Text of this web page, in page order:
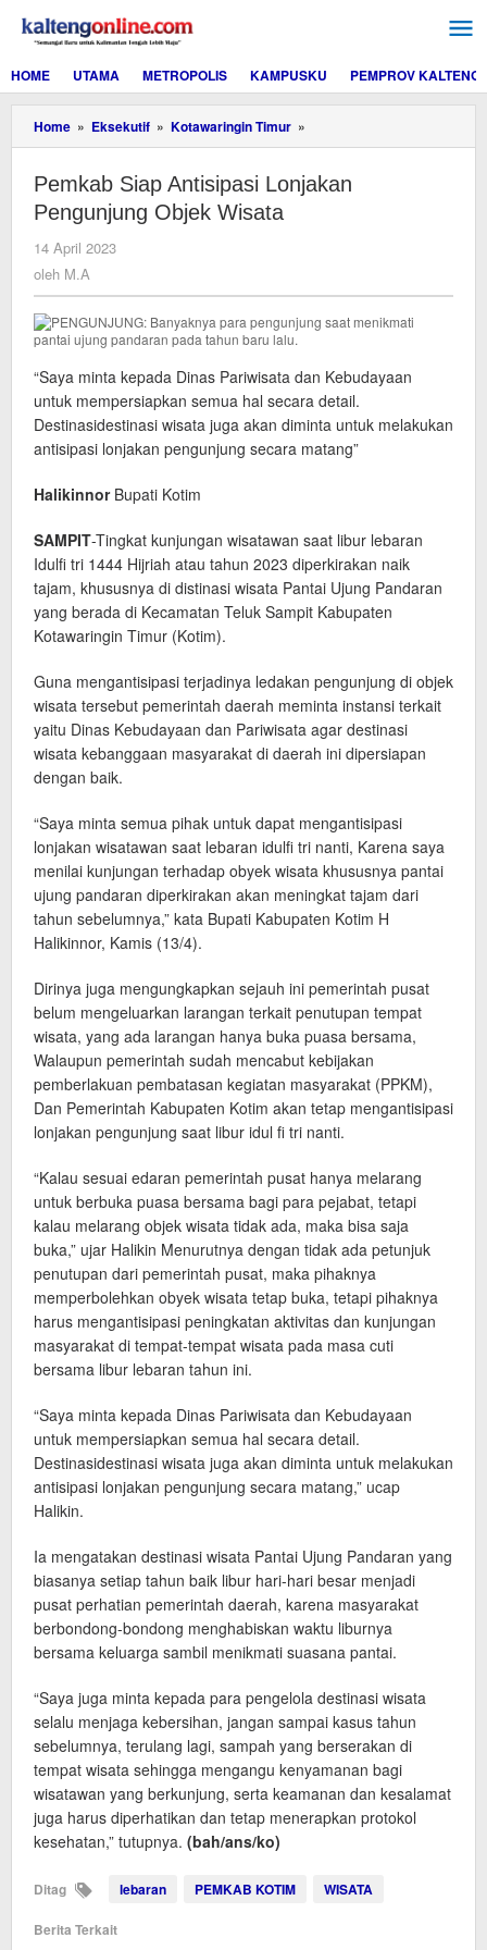
konten
HOME
UTAMA METROPOLIS KAMPUSKU PEMPROV KALTENG
Home » Eksekutif » Kotawaringin Timur »
Siap
Lonjakan
Pemkab Siap Antisipasi Lonjakan
Pengunjung Objek Wisata
14 April 2023
oleh M.A
“Saya minta kepada Dinas Pariwisata dan Kebudayaan
untuk mempersiapkan semua hal secara detail.
Destinasidestinasi wisata juga akan diminta untuk melakukan
antisipasi lonjakan pengunjung secara matang”
Halikinnor Bupati Kotim
SAMPIT-Tingkat kunjungan wisatawan saat libur lebaran
Idulfi tri 1444 Hijriah atau tahun 2023 diperkirakan naik
tajam, khususnya di distinasi wisata Pantai Ujung Pandaran
yang berada di Kecamatan Teluk Sampit Kabupaten
Kotawaringin Timur (Kotim).
Guna mengantisipasi terjadinya ledakan pengunjung di objek
wisata tersebut pemerintah daerah meminta instansi terkait
yaitu Dinas Kebudayaan dan Pariwisata agar destinasi
wisata kebanggaan masyarakat di daerah ini dipersiapan
dengan baik.
“Saya minta semua pihak untuk dapat mengantisipasi
lonjakan wisatawan saat lebaran idulfi tri nanti, Karena saya
menilai kunjungan terhadap obyek wisata khususnya pantai
ujung pandaran diperkirakan akan meningkat tajam dari
tahun sebelumnya,” kata Bupati Kabupaten Kotim H
Halikinnor, Kamis (13/4).
Dirinya juga mengungkapkan sejauh ini pemerintah pusat
belum mengeluarkan larangan terkait penutupan tempat
wisata, yang ada larangan hanya buka puasa bersama,
Walaupun pemerintah sudah mencabut kebijakan
pemberlakuan pembatasan kegiatan masyarakat (PPKM),
Dan Pemerintah Kabupaten Kotim akan tetap mengantisipasi
lonjakan pengunjung saat libur idul fi tri nanti.
“Kalau sesuai edaran pemerintah pusat hanya melarang
untuk berbuka puasa bersama bagi para pejabat, tetapi
kalau melarang objek wisata tidak ada, maka bisa saja
buka,” ujar Halikin Menurutnya dengan tidak ada petunjuk
penutupan dari pemerintah pusat, maka pihaknya
memperbolehkan obyek wisata tetap buka, tetapi pihaknya
harus mengantisipasi peningkatan aktivitas dan kunjungan
masyarakat di tempat-tempat wisata pada masa cuti
bersama libur lebaran tahun ini.
“Saya minta kepada Dinas Pariwisata dan Kebudayaan
untuk mempersiapkan semua hal secara detail.
Destinasidestinasi wisata juga akan diminta untuk melakukan
antisipasi lonjakan pengunjung secara matang,” ucap
Halikin.
Ia mengatakan destinasi wisata Pantai Ujung Pandaran yang
biasanya setiap tahun baik libur hari-hari besar menjadi
pusat perhatian pemerintah daerah, karena masyarakat
berbondong-bondong menghabiskan waktu liburnya
bersama keluarga sambil menikmati suasana pantai.
“Saya juga minta kepada para pengelola destinasi wisata
selalu menjaga kebersihan, jangan sampai kasus tahun
sebelumnya, terulang lagi, sampah yang berserakan di
tempat wisata sehingga mengangu kenyamanan bagi
wisatawan yang berkunjung, serta keamanan dan kesalamat
juga harus diperhatikan dan tetap menerapkan protokol
kesehatan,” tutupnya. (bah/ans/ko)
Ditag lebaran PEMKAB KOTIM WISATA
Berita Terkait